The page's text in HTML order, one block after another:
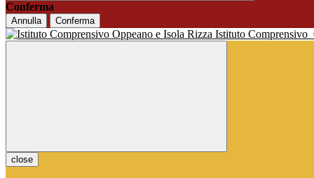
Conferma
Annulla Conferma
Istituto Comprensivo
close